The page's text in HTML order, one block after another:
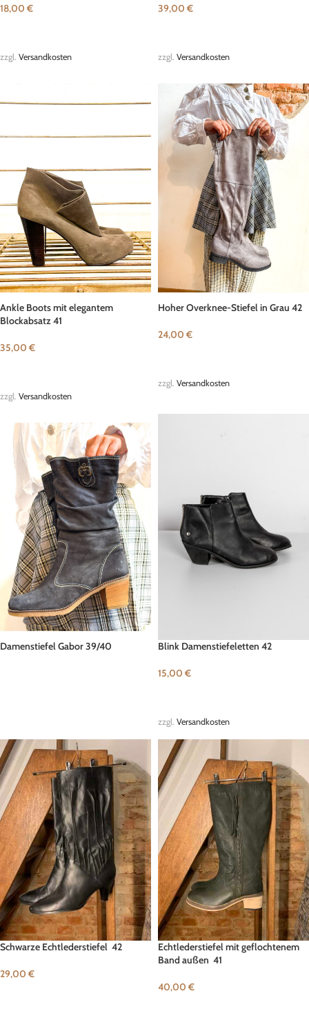
18,00 €
zzgl. Versandkosten
39,00 €
zzgl. Versandkosten
Ankle Boots mit elegantem
Blockabsatz 41
35,00 €
zzgl. Versandkosten
Hoher Overknee-Stiefel in Grau 42
24,00 €
zzgl. Versandkosten
Damenstiefel Gabor 39/40 Blink Damenstiefeletten 42
15,00 €
zzgl. Versandkosten
Schwarze Echtlederstiefel 42
29,00 €
Echtlederstiefel mit geflochtenem
Band außen 41
40,00 €